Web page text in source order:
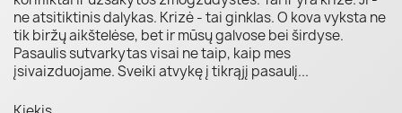
ne atsitiktinis dalykas. Krizė - tai ginklas. O kova vyksta ne
tik biržų aikštelėse, bet ir mūsų galvose bei širdyse.
Pasaulis sutvarkytas visai ne taip, kaip mes
įsivaizduojame. Sveiki atvykę į tikrąjį pasaulį...